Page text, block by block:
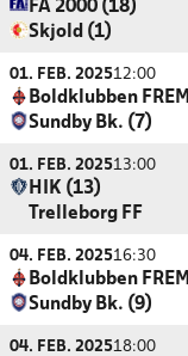
FA 2000 (18)
Skjold (1)
01. FEB. 202512:00
Boldklubben
Sundby Bk. (7)
01. FEB. 202513:00
HIK (13)
Trelleborg FF
04. FEB. 202516:30
Boldklubben
Sundby Bk. (9)
04. FEB. 202518:00